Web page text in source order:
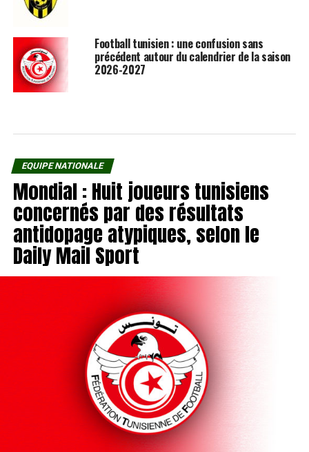
Football tunisien : une confusion sans
précédent autour du calendrier de la saison
2026-2027
EQUIPE NATIONALE
Mondial : Huit joueurs tunisiens
concernés par des résultats
antidopage atypiques, selon le
Daily Mail Sport